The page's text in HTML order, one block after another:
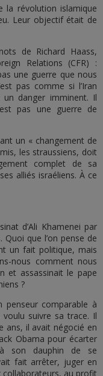
la révolution islamique
Leur objectif était de
de Richard Haass,
Relations (CFR) :
une guerre que nous
pas comme si l’Iran
danger imminent. Il
pas une guerre de
un « changement de
les straussiens, doit
complet de sa
alliés israéliens. À ce
d’Ali Khamenei par
que l’on pense de
un fait politique, mais
nous comment nous
et assassinait le pape
?
penseur comparable à
suivre sa trace. Il
ans, il avait négocié en
Obama pour écarter
son dauphin de se
fait arrêter, juger en
au profit